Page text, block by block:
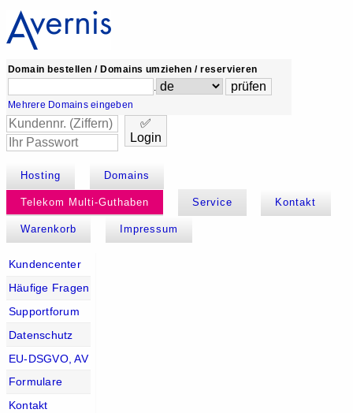
Domain bestellen / Domains umziehen / reservieren
.
Mehrere Domains eingeben
✅
Login
Hosting Domains
Telekom Multi-Guthaben Service Kontakt
Warenkorb Impressum
Kundencenter
Häufige Fragen
Supportforum
Datenschutz
EU-DSGVO, AV
Formulare
Kontakt